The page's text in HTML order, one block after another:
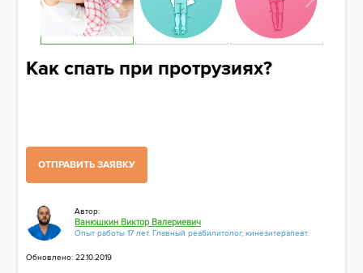
Как спать при протрузиях?
ОТПРАВИТЬ ЗАЯВКУ
Автор:
Ванюшкин Виктор Валериевич
Опыт работы 17 лет. Главный реабилитолог, кинезитерапевт.
Обновлено: 22.10.2019